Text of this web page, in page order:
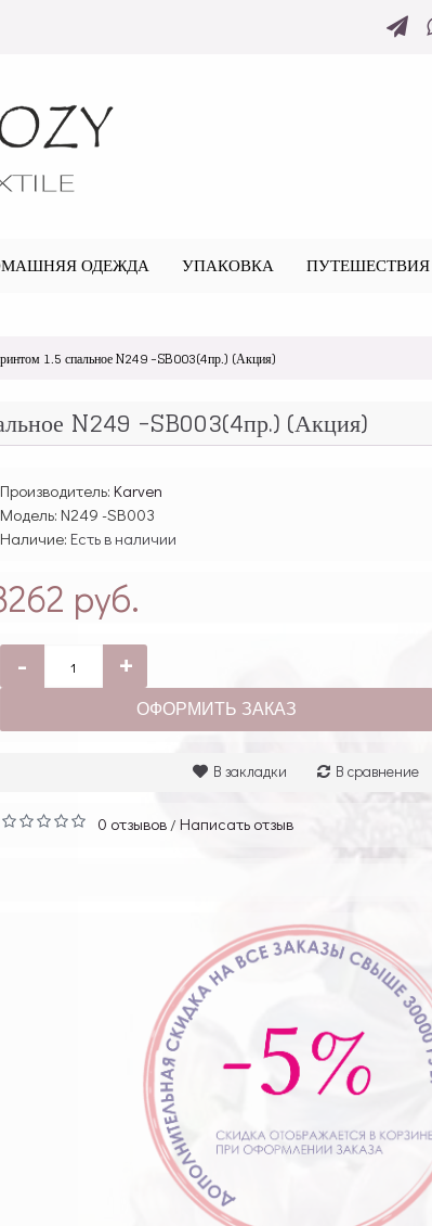
ОДЕЖДА УПАКОВКА
1.5 спальное N249 -SB003(4пр.) (Акция)
N249 -SB003(4пр.) (Акция)
Производитель: Karven
Модель: N249 -SB003
Наличие: Есть в наличии
руб.
- +
ОФОРМИТЬ ЗАКАЗ
В закладки В сравнение
0 отзывов/ Написать отзыв